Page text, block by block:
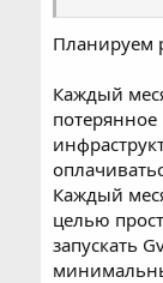
Планируем
Каждый
Каждый
целью
запускать